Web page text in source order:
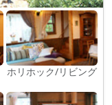
ホリホック/リビング